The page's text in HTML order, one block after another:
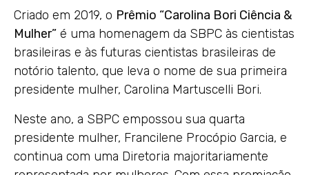
Criado em 2019, o Prêmio “Carolina Bori Ciência &
Mulher” é uma homenagem da SBPC às cientistas
brasileiras e às futuras cientistas brasileiras de
notório talento, que leva o nome de sua primeira
presidente mulher, Carolina Martuscelli Bori.
Neste ano, a SBPC empossou sua quarta
presidente mulher, Francilene Procópio Garcia, e
continua com uma Diretoria majoritariamente